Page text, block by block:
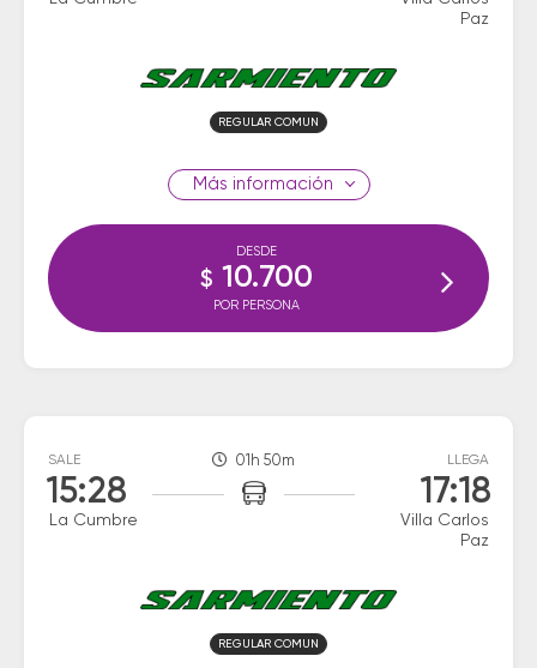
Paz
REGULAR COMUN
información
DESDE
$ 10.700
POR PERSONA
SALE
15:28
La Cumbre
01h 50m LLEGA
17:18
Villa Carlos
Paz
REGULAR COMUN